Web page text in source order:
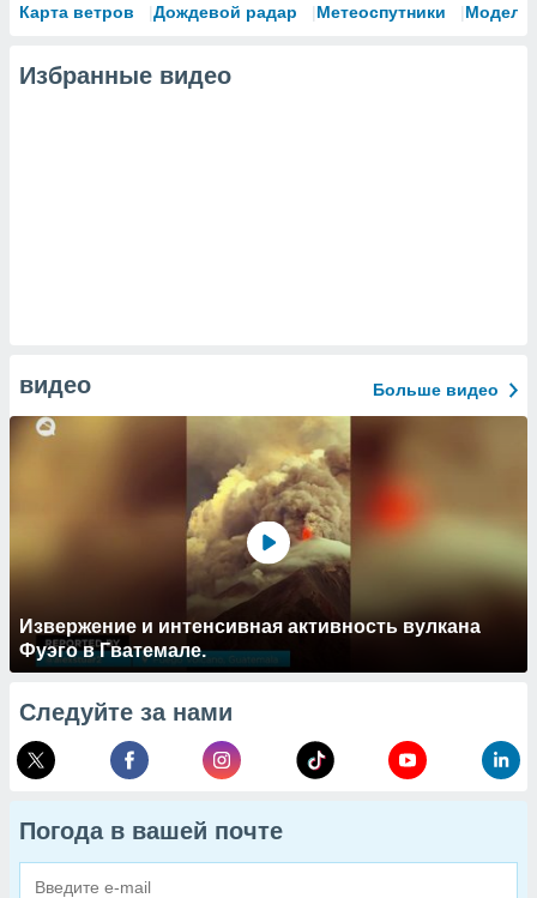
Карта ветров Дождевой радар Метеоспутники Модели
Избранные видео
видео Больше видео
Извержение и интенсивная активность вулкана
Фуэго в Гватемале.
Следуйте за нами
Погода в вашей почте